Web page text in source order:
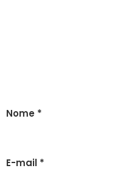
Nome *
E-mail *